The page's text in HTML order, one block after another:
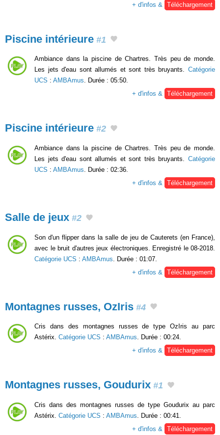
+ d'infos &
Téléchargement
Piscine intérieure #1
Ambiance dans la piscine de Chartres. Très peu de monde.
Les jets d'eau sont allumés et sont très bruyants. Catégorie
UCS : AMBAmus. Durée : 05:50.
+ d'infos & Téléchargement
Piscine intérieure #2
Ambiance dans la piscine de Chartres. Très peu de monde.
Les jets d'eau sont allumés et sont très bruyants. Catégorie
UCS : AMBAmus . Durée : 02:36.
+ d'infos &
Téléchargement
Salle de jeux #2
Son d'un flipper dans la salle de jeu de Cauterets (en France),
avec le bruit d'autres jeux électroniques. Enregistré le 08-2018.
Catégorie UCS : AMBAmus . Durée : 01:07.
+ d'infos &
Téléchargement
Montagnes russes, OzIris #4
Cris dans des montagnes russes de type OzIris au parc
Astérix. Catégorie UCS : AMBAmus. Durée : 00:24.
+ d'infos & Téléchargement
Montagnes russes, Goudurix #1
Cris dans des montagnes russes de type Goudurix au parc
Astérix. Catégorie UCS : AMBAmus . Durée : 00:41.
+ d'infos &
Téléchargement